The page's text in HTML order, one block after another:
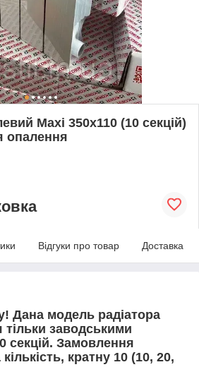
Maxi 350x110 (10 секцій)
опалення
Відгуки про товар Доставка
Дана модель радіатора
тільки заводськими
секцій. Замовлення
кратну 10 (10, 20,